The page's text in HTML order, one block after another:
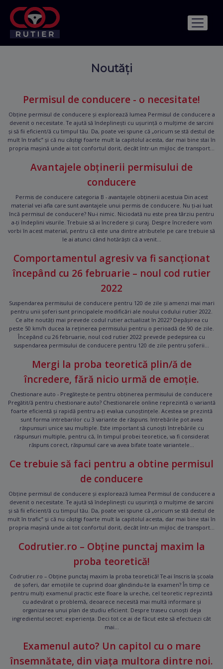
Noutăți
Permisul de conducere - o necesitate!
Obține permisul de conducere și explorează lumea Permisul de conducere a
devenit o necesitate. Te ajută să îndeplinești cu ușurință o mulțime de sarcini
și să fii eficient/ă cu timpul tău. Da, poate vei spune că „oricum se stă destul de
mult în trafic” și că nu câștigi foarte mult la capitolul acesta, dar mai bine stai în
propria mașină unde ai tot confortul dorit, decât într-un mijloc de transport...
Avantajele obținerii permisului de
conducere
Permis de conducere categoria B - avantajele obținerii acestuia Din acest
material vei afla care sunt avantajele unui permis de conducere. Nu ți-ai luat
încă permisul de conducere? Nu-i nimic. Niciodată nu este prea târziu pentru
a-ți îndeplini visurile. Trebuie să ai încredere și curaj. Despre încredere vom
vorbi în acest material, pentru că este una dintre atributele pe care trebuie să
le ai atunci când hotărăști că a venit...
Comportamentul agresiv va fi sancționat
începând cu 26 februarie – noul cod rutier
2022
Suspendarea permisului de conducere pentru 120 de zile și amenzi mai mari
pentru unii șoferi sunt principalele modificări ale noului codului rutier 2022.
Ce alte noutăți mai prevede codul rutier actualizat în 2022? Depășirea cu
peste 50 km/h ducea la reținerea permisului pentru o perioadă de 90 de zile.
Începând cu 26 februarie, noul cod rutier 2022 prevede pedepsirea cu
suspendarea permisului de conducere pentru 120 de zile pentru șoferii...
Mergi la proba teoretică plin/ă de
încredere, fără nicio urmă de emoție.
Chestionare auto - Pregătește-te pentru obținerea permisului de conducere
Pregătit/ă pentru chestionare auto? Chestionarele online reprezintă o variantă
foarte eficientă și rapidă pentru a-ți evalua cunoștințele. Acestea se prezintă
sunt forma intrebarilor cu 3 variante de răspuns. Intrebările pot avea
răspunsuri unice sau multiple. Este important să cunoști întrebările cu
răspunsuri multiple, pentru că, în timpul probei teoretice, va fi considerat
răspuns corect, răspunsul care va avea bifate toate variantele...
Ce trebuie să faci pentru a obtine permisul
de conducere
Obține permisul de conducere și explorează lumea Permisul de conducere a
devenit o necesitate. Te ajută să îndeplinești cu ușurință o mulțime de sarcini
și să fii eficient/ă cu timpul tău. Da, poate vei spune că „oricum se stă destul de
mult în trafic” și că nu câștigi foarte mult la capitolul acesta, dar mai bine stai în
propria mașină unde ai tot confortul dorit, decât într-un mijloc de transport...
Codrutier.ro – Obține punctaj maxim la
proba teoretică!
Codrutier.ro – Obține punctaj maxim la proba teoretică! Te-ai înscris la școala
de șoferi, dar emoțiile te cuprind doar gândindu-te la examen? În timp ce
pentru mulți examenul practic este floare la ureche, cel teoretic reprezintă
cu adevărat o problemă, deoarece necesită mai multă informare și
organizarea unui plan de studiu eficient. Despre traseu cunoști deja
ingredientul secret: experiența. Deci tot ce ai de făcut este să efectuezi cât
mai...
Examenul auto? Un capitol cu o mare
însemnătate, din viața multora dintre noi.